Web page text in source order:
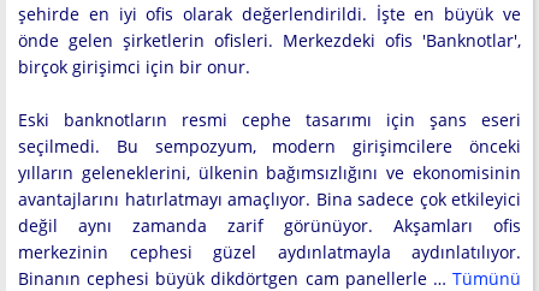
şehirde en iyi ofis olarak değerlendirildi. İşte en büyük ve
önde gelen şirketlerin ofisleri. Merkezdeki ofis 'Banknotlar',
birçok girişimci için bir onur.
Eski banknotların resmi cephe tasarımı için şans eseri
seçilmedi. Bu sempozyum, modern girişimcilere önceki
yılların geleneklerini, ülkenin bağımsızlığını ve ekonomisinin
avantajlarını hatırlatmayı amaçlıyor. Bina sadece çok etkileyici
değil aynı zamanda zarif görünüyor. Akşamları ofis
merkezinin cephesi güzel aydınlatmayla aydınlatılıyor.
Binanın cephesi büyük dikdörtgen cam panellerle … Tümünü